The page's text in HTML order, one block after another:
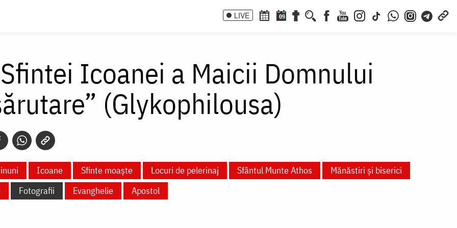
LIVE 09
Icoanei a Maicii Domnului
(Glykophilousa)
Icoane Sfinte moaște Locuri de pelerinaj Sfântul Munte Athos
Mănăstiri și biserici
Fotografii Evanghelie Apostol